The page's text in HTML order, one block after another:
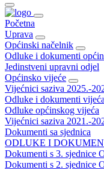
Početna
Uprava
Općinski načelnik
Odluke i dokumenti
Jedinstveni upravni odjel
Općinsko vijeće
Vijećnici saziva 2025.-
Odluke i dokumenti
Odluke općinskog vijeća
Vijećnici saziva 2021.-
Dokumenti sa sjednica
ODLUKE I
Dokumenti s 3. sjednice
Dokumenti s 2. sjednice